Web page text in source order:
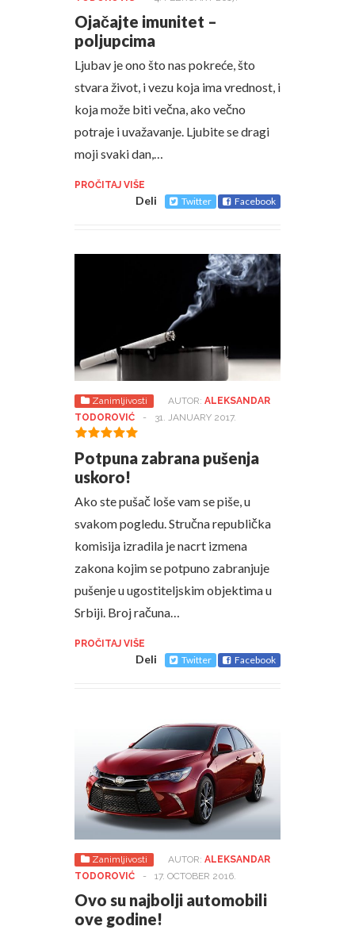
Ojačajte imunitet –
poljupcima
Ljubav je ono što nas pokreće, što
stvara život, i vezu koja ima vrednost, i
koja može biti večna, ako večno
potraje i uvažavanje. Ljubite se dragi
moji svaki dan,…
PROČITAJ VIŠE
Deli Twitter Facebook
Zanimljivosti AUTOR: ALEKSANDAR
TODOROVIĆ
- 31. JANUARY 2017.
Potpuna zabrana pušenja
uskoro!
Ako ste pušač loše vam se piše, u
svakom pogledu. Stručna republička
komisija izradila je nacrt izmena
zakona kojim se potpuno zabranjuje
pušenje u ugostiteljskim objektima u
Srbiji. Broj računa…
PROČITAJ VIŠE
Deli Twitter Facebook
Zanimljivosti AUTOR: ALEKSANDAR
TODOROVIĆ
- 17. OCTOBER 2016.
Ovo su najbolji automobili
ove godine!